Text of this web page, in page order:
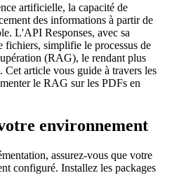
artificielle, la capacité de
des informations à partir de
L'API Responses, avec sa
fichiers, simplifie le processus de
(RAG), le rendant plus
Cet article vous guide à travers les
le RAG sur les PDFs en
environnement
assurez-vous que votre
configuré. Installez les packages